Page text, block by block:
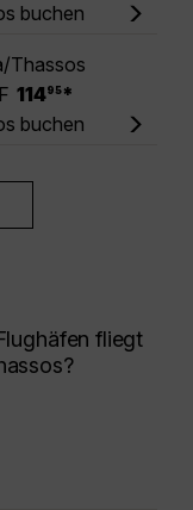
buchen
Thassos
11495 *
buchen
fliegt